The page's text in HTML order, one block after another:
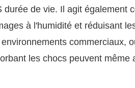
de vie. Il agit également
à l'humidité et réduisant
commerciaux,
les chocs peuvent même